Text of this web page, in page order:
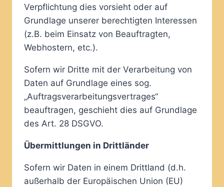
Verpflichtung dies vorsieht oder auf
Grundlage unserer berechtigten Interessen
(z.B. beim Einsatz von Beauftragten,
Webhostern, etc.).
Sofern wir Dritte mit der Verarbeitung von
Daten auf Grundlage eines sog.
„Auftragsverarbeitungsvertrages“
beauftragen, geschieht dies auf Grundlage
des Art. 28 DSGVO.
Übermittlungen in Drittländer
Sofern wir Daten in einem Drittland (d.h.
außerhalb der Europäischen Union (EU)